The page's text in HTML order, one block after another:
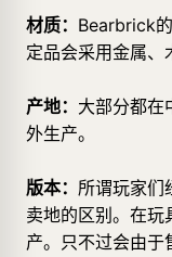
材质： Bearbrick
定品会采用金属、
产地： 大部分都在
外生产。
版本： 所谓玩家们
卖地的区别。在玩
产。只不过会由于